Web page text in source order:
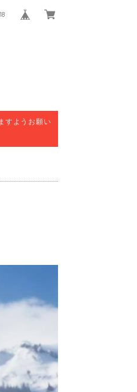
すようお願い